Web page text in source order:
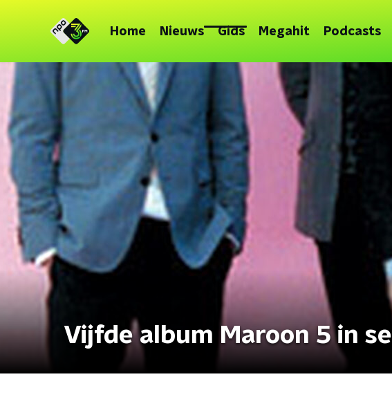
Home Nieuws Gids Megahit Podcasts
Vijfde album Maroon 5 in